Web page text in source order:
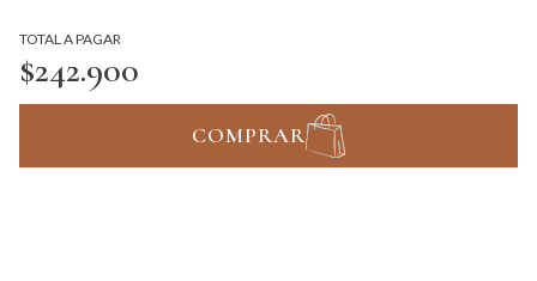
TOTAL A PAGAR
$242.900
COMPRAR